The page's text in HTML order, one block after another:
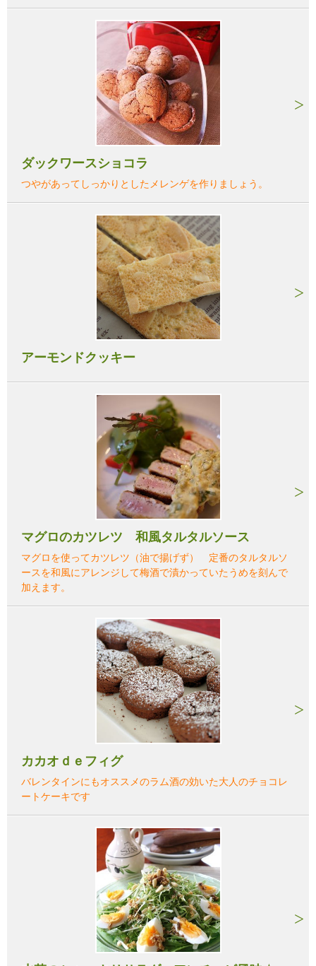
ダックワースショコラ
つやがあってしっかりとしたメレンゲを作りましょう。
アーモンドクッキー
マグロのカツレツ 和風タルタルソース
マグロを使ってカツレツ（油で揚げず） 定番のタルタルソ
ースを和風にアレンジして梅酒で漬かっていたうめを刻んで
加えます。
カカオｄｅフィグ
バレンタインにもオススメのラム酒の効いた大人のチョコレ
ートケーキです